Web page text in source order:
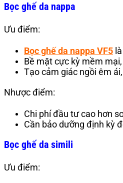
Bọc ghế da nappa
Ưu điểm:
Bọc ghế da nappa VF5
Bề mặt cực kỳ mềm
Tạo cảm giác ngồi êm
Nhược điểm:
Chi phí đầu tư cao hơn
Cần bảo dưỡng định kỳ
Bọc ghế da simili
Ưu điểm: